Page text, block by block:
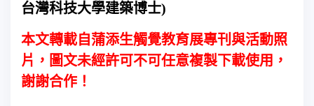
台灣科技大學建築博士)
本文轉載自蒲添生觸覺教育展專刊與活動照
片，圖文未經許可不可任意複製下載使用，
謝謝合作！